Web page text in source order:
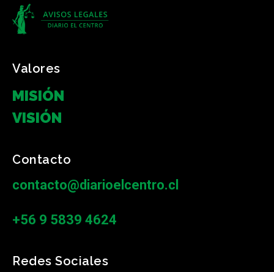
Valores
MISIÓN
VISIÓN
Contacto
contacto@diarioelcentro.cl
+56 9 5839 4624
Redes Sociales